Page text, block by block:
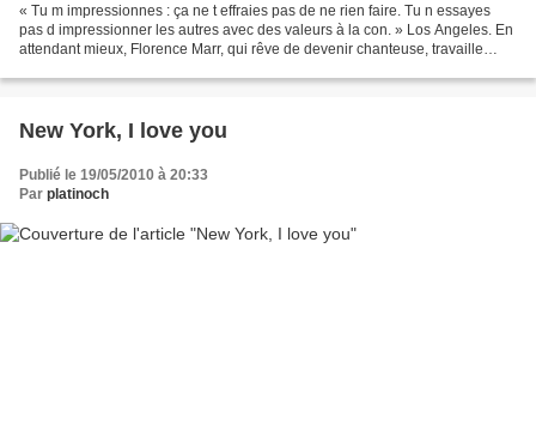
« Tu m impressionnes : ça ne t effraies pas de ne rien faire. Tu n essayes
pas d impressionner les autres avec des valeurs à la con. » Los Angeles. En
attendant mieux, Florence Marr, qui rêve de devenir chanteuse, travaille
New York, I love you
Publié le 19/05/2010 à 20:33
Par platinoch